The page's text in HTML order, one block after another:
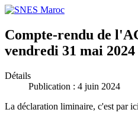
Compte-rendu de
vendredi 31 mai 2024
Détails
Publication : 4 juin 2024
La déclaration liminaire, c'est par